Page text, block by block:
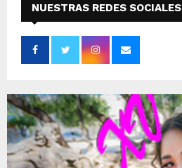
NUESTRAS REDES SOCIALES